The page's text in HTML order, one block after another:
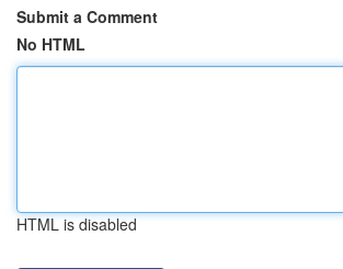
Submit a Comment
No HTML
HTML is disabled